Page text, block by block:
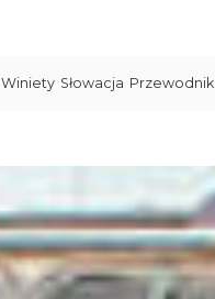
Winiety Słowacja Przewodnik